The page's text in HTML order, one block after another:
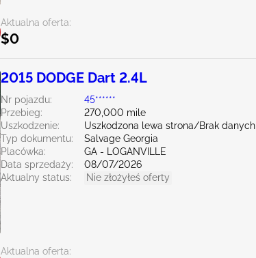
Aktualna oferta:
$0
2015 DODGE Dart 2.4L
Nr pojazdu:
45******
Przebieg:
270,000 mile
Uszkodzenie:
Uszkodzona lewa strona/Brak danych
Typ dokumentu:
Salvage Georgia
Placówka:
GA - LOGANVILLE
Data sprzedaży:
08/07/2026
Aktualny status:
Nie złożyłeś oferty
Aktualna oferta: